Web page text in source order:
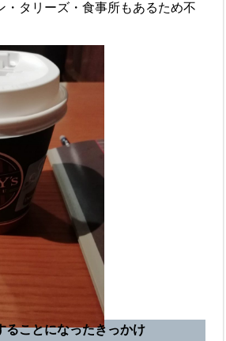
・タリーズ・食事所もあるため不
ることになったきっかけ